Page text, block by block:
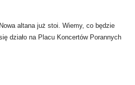
Nowa altana już stoi. Wiemy, co będzie
działo na Placu Koncertów Porannych